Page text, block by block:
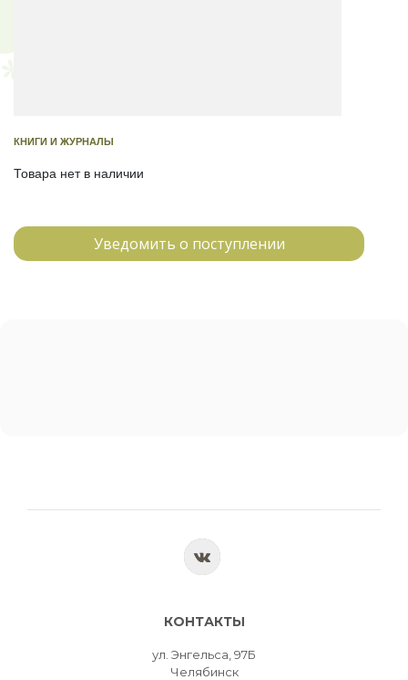
КНИГИ И ЖУРНАЛЫ
Товара нет в наличии
Уведомить о поступлении
КОНТАКТЫ
ул. Энгельса, 97Б
Челябинск